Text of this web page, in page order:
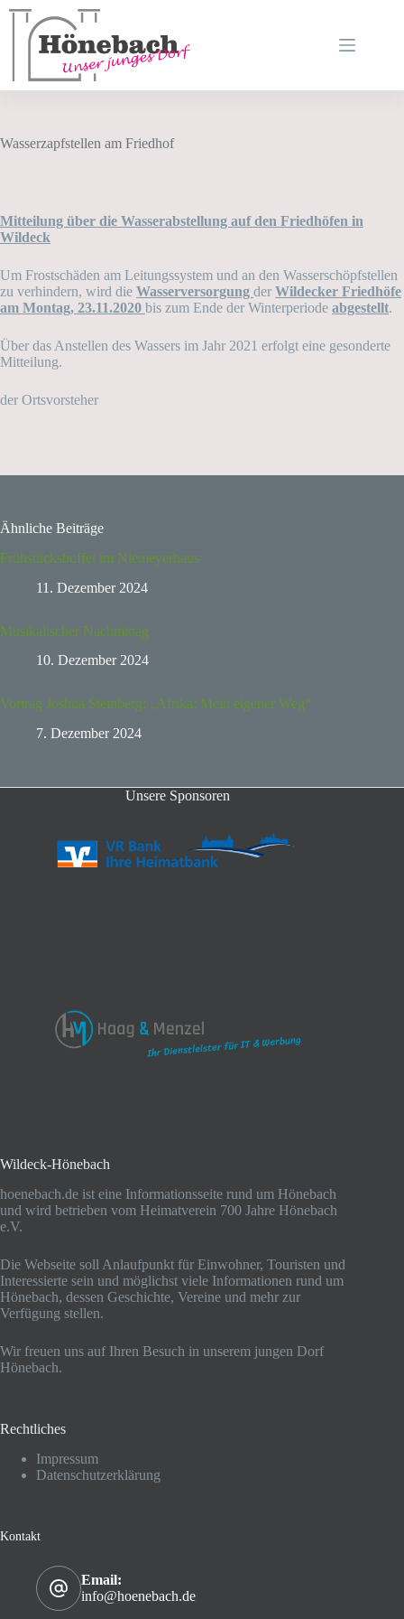
Zum
Inhalt
springen
Wasserzapfstellen am Friedhof
Mitteilung über die Wasserabstellung auf den Friedhöfen in
Wildeck
Um Frostschäden am Leitungssystem und an den Wasserschöpfstellen
zu verhindern, wird die Wasserversorgung der Wildecker Friedhöfe
am Montag, 23.11.2020 bis zum Ende der Winterperiode abgestellt.
Über das Anstellen des Wassers im Jahr 2021 erfolgt eine gesonderte
Mitteilung.
der Ortsvorsteher
Ähnliche Beiträge
Frühstücksbuffet im Niemeyerhaus
11. Dezember 2024
Musikalischer Nachmittag
10. Dezember 2024
Vortrag Joshua Steinberg: „Afrika: Mein eigener Weg“
7. Dezember 2024
Unsere Sponsoren
Wildeck-Hönebach
hoenebach.de ist eine Informationsseite rund um Hönebach
und wird betrieben vom Heimatverein 700 Jahre Hönebach
e.V.
Die Webseite soll Anlaufpunkt für Einwohner, Touristen und
Interessierte sein und möglichst viele Informationen rund um
Hönebach, dessen Geschichte, Vereine und mehr zur
Verfügung stellen.
Wir freuen uns auf Ihren Besuch in unserem jungen Dorf
Hönebach.
Rechtliches
Impressum
Datenschutzerklärung
Kontakt
Email:
info@hoenebach.de